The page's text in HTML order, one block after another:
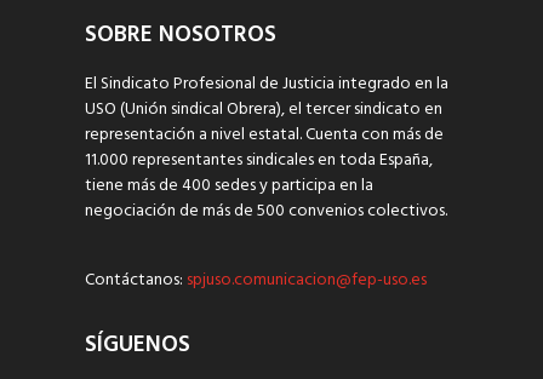
SOBRE NOSOTROS
El Sindicato Profesional de Justicia integrado en la
USO (Unión sindical Obrera), el tercer sindicato en
representación a nivel estatal. Cuenta con más de
11.000 representantes sindicales en toda España,
tiene más de 400 sedes y participa en la
negociación de más de 500 convenios colectivos.
Contáctanos: spjuso.comunicacion@fep-uso.es
SÍGUENOS